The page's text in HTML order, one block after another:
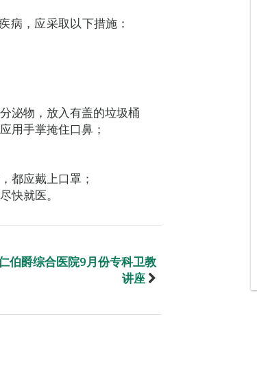
病，应采取以下措施：
泌物，放入有盖的垃圾桶
用手掌掩住口鼻；
都应戴上口罩；
快就医。
伯爵综合医院9月份专科卫教
讲座